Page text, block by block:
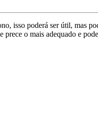
isso poderá ser útil, mas
o mais adequado e